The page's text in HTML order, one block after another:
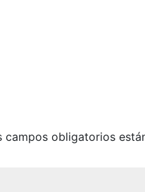
campos obligatorios